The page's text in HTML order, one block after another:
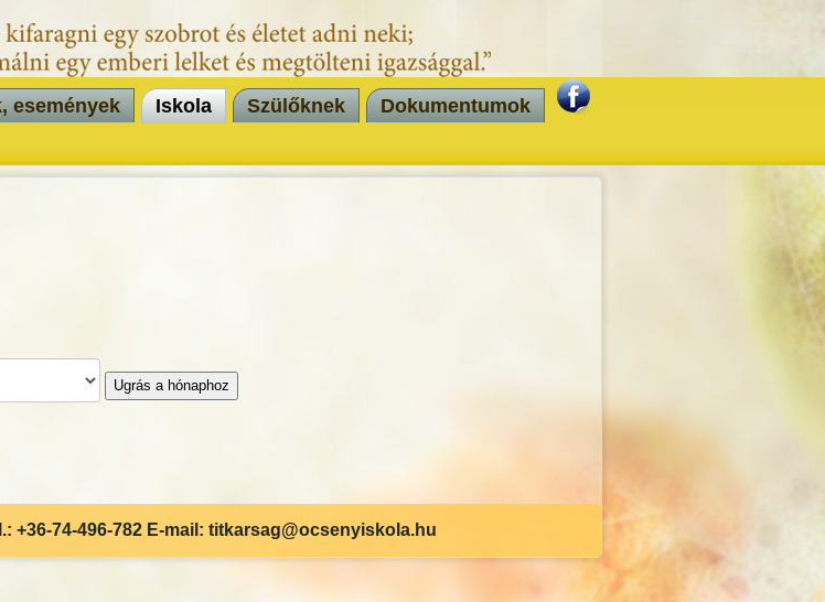
események Iskola Szülőknek
Dokumentumok
Ugrás a hónaphoz
+36-74-496-782 E-mail: titkarsag@ocsenyiskola.hu